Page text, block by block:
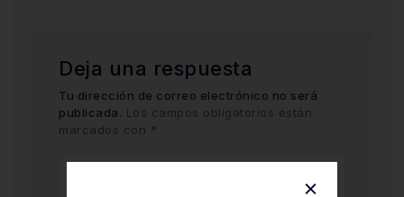
Deja una respuesta
Tu dirección de correo electrónico no será
publicada. Los campos obligatorios están
marcados con *